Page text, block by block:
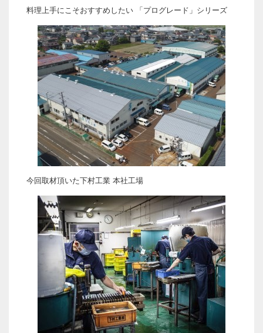
料理上手にこそおすすめしたい 「プログレード」シリーズ
今回取材頂いた下村工業 本社工場